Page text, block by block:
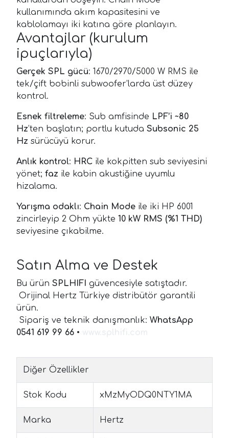
kullanımında akım kapasitesini ve
kablolamayı iki katına göre planlayın.
Avantajlar (kurulum
ipuçlarıyla)
Gerçek SPL gücü: 1670/2970/5000 W RMS ile
tek/çift bobinli subwoofer’larda üst düzey
kontrol.
Esnek filtreleme: Sub amfisinde LPF’i ~80
Hz’ten başlatın; portlu kutuda Subsonic 25
Hz sürücüyü korur.
Anlık kontrol: HRC ile kokpitten sub seviyesini
yönet; faz ile kabin akustiğine uyumlu
hizalama.
Yarışma odaklı: Chain Mode ile iki HP 6001
zincirleyip 2 Ohm yükte 10 kW RMS (%1 THD)
seviyesine çıkabilme.
Satın Alma ve Destek
Bu ürün SPLHIFI güvencesiyle satıştadır.
Orijinal Hertz Türkiye distribütör garantili
ürün.
Sipariş ve teknik danışmanlık: WhatsApp
0541 619 99 66 •
Diğer Özellikler
Stok Kodu xMzMyODQ0NTY1MA
Marka Hertz